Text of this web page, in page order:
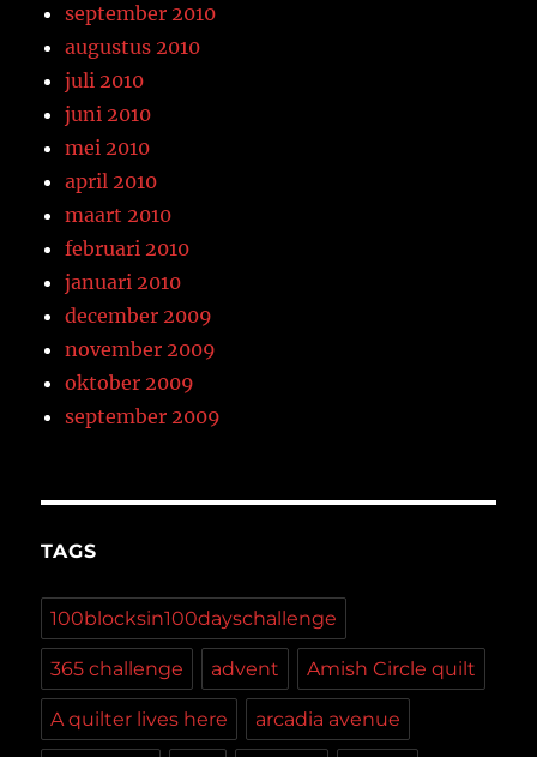
september 2010
augustus 2010
juli 2010
juni 2010
mei 2010
april 2010
maart 2010
februari 2010
januari 2010
december 2009
november 2009
oktober 2009
september 2009
TAGS
100blocksin100dayschallenge
365 challenge advent Amish Circle quilt
A quilter lives here arcadia avenue